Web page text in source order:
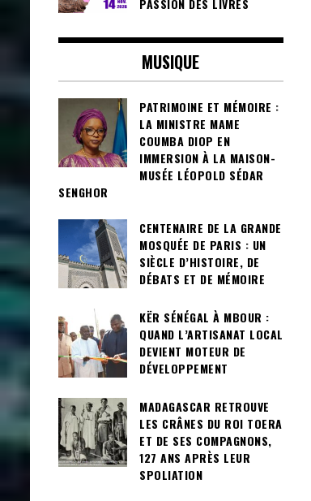
PASSION DES LIVRES
MUSIQUE
PATRIMOINE ET MÉMOIRE :
LA MINISTRE MAME
COUMBA DIOP EN
IMMERSION À LA MAISON-
MUSÉE LÉOPOLD SÉDAR
SENGHOR
CENTENAIRE DE LA GRANDE
MOSQUÉE DE PARIS : UN
SIÈCLE D’HISTOIRE, DE
DÉBATS ET DE MÉMOIRE
KËR SÉNÉGAL À MBOUR :
QUAND L’ARTISANAT LOCAL
DEVIENT MOTEUR DE
DÉVELOPPEMENT
MADAGASCAR RETROUVE
LES CRÂNES DU ROI TOERA
ET DE SES COMPAGNONS,
127 ANS APRÈS LEUR
SPOLIATION